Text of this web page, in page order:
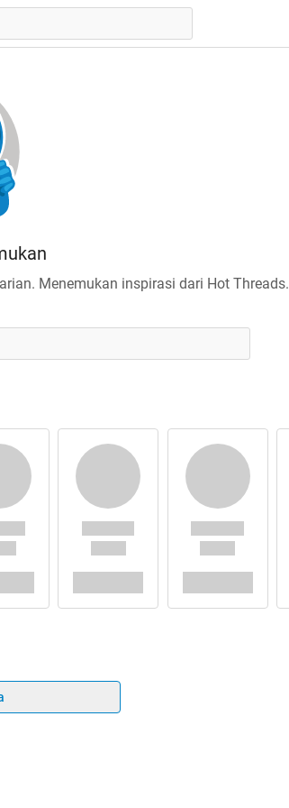
Menemukan inspirasi dari Hot Threads.